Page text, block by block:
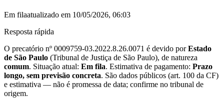
Em filaatualizado em 10/05/2026, 06:03
Resposta rápida
O precatório nº 0009759-03.2022.8.26.0071 é devido porEstado
de São Paulo (Tribunal de Justiça de São Paulo), de natureza
comum. Situação atual: Em fila. Estimativa de pagamento: Prazo
longo, sem previsão concreta. São dados públicos (art. 100 da CF)
e estimativa — não é promessa de data; confirme no tribunal de
origem.